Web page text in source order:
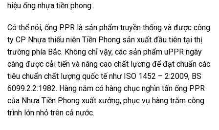
hiệu ống nhựa tiền phong.
Có thể nói, ống PPR là sản phẩm truyền thống và được công
ty CP Nhựa thiếu niên Tiền Phong sản xuất đầu tiên tại thị
trường phía Bắc. Không chỉ vậy, các sản phẩm uPPR ngày
càng được cải tiến và nâng cao chất lựơng để đạt chuẩn các
tiêu chuẩn chất lượng quốc tế như ISO 1452 – 2:2009, BS
6099.2.2:1982. Hàng năm có hàng chục nghìn tấn ống PPR
của Nhựa Tiền Phong xuất xưởng, phục vụ hàng trăm công
trình lớn nhỏ trên cả nước.